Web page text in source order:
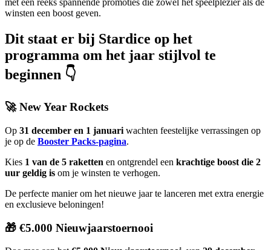
met een reeks spannende promoties die zowel het speelplezier als de
winsten een boost geven.
Dit staat er bij Stardice op het
programma om het jaar stijlvol te
beginnen 👇
🚀 New Year Rockets
Op 31 december en 1 januari wachten feestelijke verrassingen op
je op de Booster Packs-pagina.
Kies 1 van de 5 raketten en ontgrendel een krachtige boost die 2
uur geldig is om je winsten te verhogen.
De perfecte manier om het nieuwe jaar te lanceren met extra energie
en exclusieve beloningen!
🎁 €5.000 Nieuwjaarstoernooi